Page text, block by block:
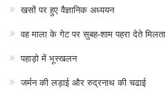
खसों पर हुए वैज्ञानिक अध्ययन
वह माला के गेट पर सुबह-शाम पहरा देते मिलता
पहाड़ो में भूस्खलन
जर्मन की लड़ाई और रुद्रनाथ की चढाई